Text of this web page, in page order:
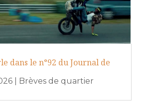
dans le n°92 du Journal de
| Brèves de quartier